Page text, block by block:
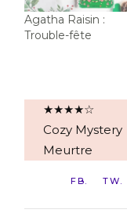
Agatha Raisin :
Trouble-fête
★★★★☆
Cozy Mystery
Meurtre
FB TW